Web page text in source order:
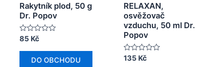
Rakytník plod, 50 g
Dr. Popov
Hodnocení
z
85 Kč
DO OBCHODU
RELAXAN,
osvěžovač
vzduchu, 50 ml Dr.
Popov
Hodnocení
135 Kč